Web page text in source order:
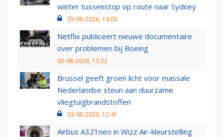
winter tussenstop op route naar Sydney
03-08-2026, 14:03
Netflix publiceert nieuwe documentaire
over problemen bij Boeing
03-08-2026, 13:22
Brussel geeft groen licht voor massale
Nederlandse steun aan duurzame
vliegtuigbrandstoffen
03-08-2026, 12:41
Airbus A321neo in Wizz Air-kleurstelling